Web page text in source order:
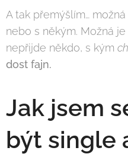
A tak přemýšlím…
nebo s někým. Možná
nepřijde někdo, s kým
dost fajn.
Jak jsem
být single